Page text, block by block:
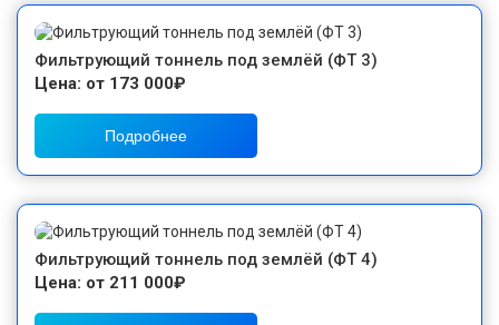
Фильтрующий тоннель под землёй (ФТ 3)
Цена: от 173 000₽
Подробнее
Фильтрующий тоннель под землёй (ФТ 4)
Цена: от 211 000₽